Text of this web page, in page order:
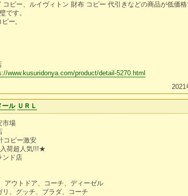
ピー、ルイヴィトン 財布 コピー 代引きなどの商品が低価格
です。
ピー,
www.kusuridonya.com/product/detail-5270.html
2021
ール ＵＲＬ
市場
コピー激安
荷超人気!!!★
ンド店
ウトドア、コーチ、ディーゼル
、グッチ、ブラダ、コーチ